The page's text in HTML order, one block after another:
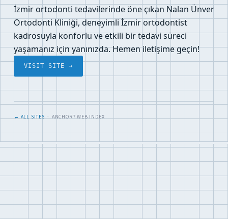
İzmir ortodonti tedavilerinde öne çıkan Nalan Ünver
Ortodonti Kliniği, deneyimli İzmir ortodontist
kadrosuyla konforlu ve etkili bir tedavi süreci
yaşamanız için yanınızda. Hemen iletişime geçin!
VISIT SITE →
← ALL SITES· ANCHOR7 WEB INDEX